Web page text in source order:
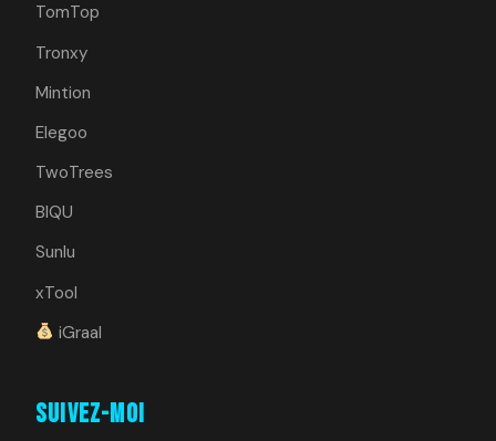
TomTop
Tronxy
Mintion
Elegoo
TwoTrees
BIQU
Sunlu
xTool
iGraal
Suivez-moi